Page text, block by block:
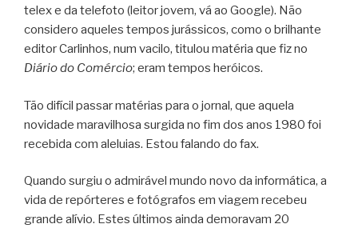
telex e da telefoto (leitor jovem, vá ao Google). Não
considero aqueles tempos jurássicos, como o brilhante
editor Carlinhos, num vacilo, titulou matéria que fiz no
Diário do Comércio; eram tempos heróicos.
Tão difícil passar matérias para o jornal, que aquela
novidade maravilhosa surgida no fim dos anos 1980 foi
recebida com aleluias. Estou falando do fax.
Quando surgiu o admirável mundo novo da informática, a
vida de repórteres e fotógrafos em viagem recebeu
grande alívio. Estes últimos ainda demoravam 20